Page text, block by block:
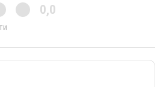
0,0